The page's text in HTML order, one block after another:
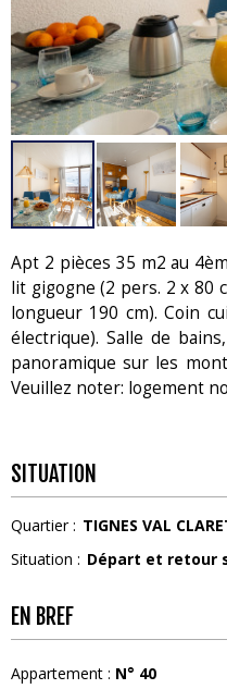
Apt 2 pièces 35 m2 au
lit gigogne (2 pers. 2 x 80
longueur 190 cm). Coin
électrique). Salle de
panoramique sur les
Veuillez noter: logement
SITUATION
Quartier : TIGNES VAL
Situation : Départ et retour
EN BREF
Appartement : N° 40